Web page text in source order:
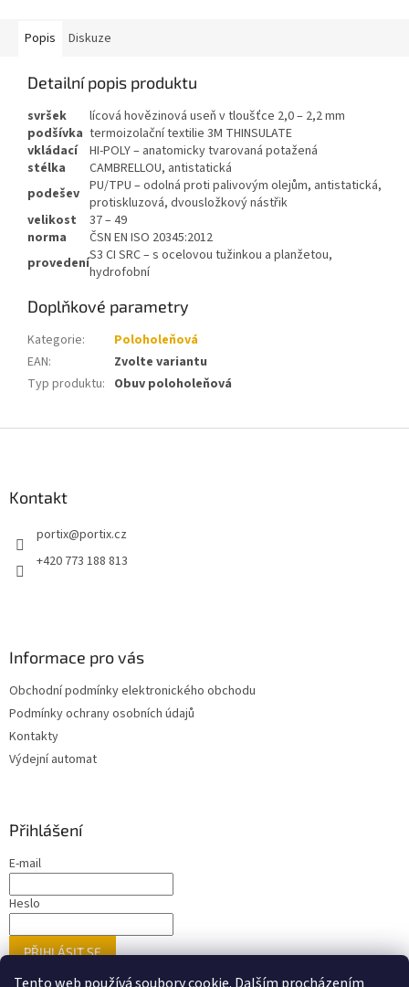
Popis Diskuze
Detailní popis produktu
svršek
lícová hovězinová useň v tloušťce 2,0 – 2,2 mm
podšívka termoizolační textilie 3M THINSULATE
vkládací
stélka
HI-POLY – anatomicky tvarovaná potažená
CAMBRELLOU, antistatická
podešev PU/TPU – odolná proti palivovým olejům, antistatická,
protiskluzová, dvousložkový nástřik
velikost
37 – 49
norma
ČSN EN ISO 20345:2012
provedeníS3 CI SRC – s ocelovou tužinkou a planžetou,
hydrofobní
Doplňkové parametry
Kategorie:
Poloholeňová
EAN:
Zvolte variantu
Typ produktu: Obuv poloholeňová
Kontakt
portix@portix.cz
+420 773 188 813
Informace pro vás
Obchodní podmínky elektronického obchodu
Podmínky ochrany osobních údajů
Kontakty
Výdejní automat
Přihlášení
E-mail
Heslo
PŘIHLÁSIT SE
Nová registraceZapomenuté heslo